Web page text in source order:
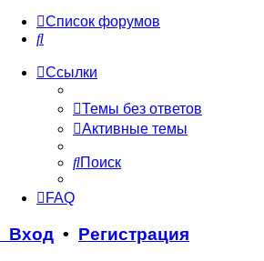
Список форумов
Поиск
Ссылки
Темы без ответов
Активные темы
Поиск
FAQ
Вход • Регистрация